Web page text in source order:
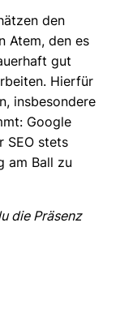
den
Atem, den es
gut
Hierfür
insbesondere
Google
SEO stets
am Ball zu
die Präsenz